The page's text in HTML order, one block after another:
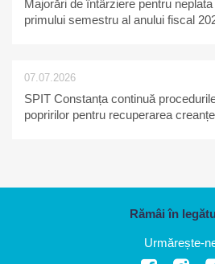
Majorări de întârziere pentru
primului semestru al anului fiscal
07.07.2026
SPIT Constanța continuă
popririlor pentru recuperarea
Rămâi în
Urmărește-